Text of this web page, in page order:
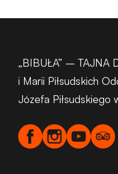
„BIBUŁA” – TAJNA
i Marii Piłsudskich
Józefa Piłsudskiego